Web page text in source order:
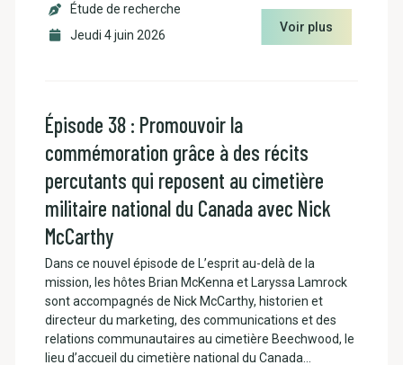
Étude de recherche
Jeudi 4 juin 2026
Voir plus
Épisode 38 : Promouvoir la
commémoration grâce à des récits
percutants qui reposent au cimetière
militaire national du Canada avec Nick
McCarthy
Dans ce nouvel épisode de L’esprit au-delà de la
mission, les hôtes Brian McKenna et Laryssa Lamrock
sont accompagnés de Nick McCarthy, historien et
directeur du marketing, des communications et des
relations communautaires au cimetière Beechwood, le
lieu d’accueil du cimetière national du Canada…